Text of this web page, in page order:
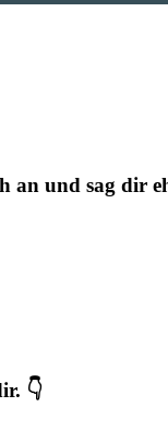
an und sag dir
👇